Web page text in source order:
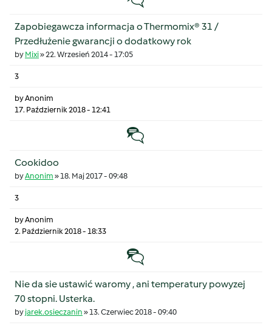
Zapobiegawcza informacja o Thermomix® 31 /
Przedłużenie gwarancji o dodatkowy rok
by Mixi»22. Wrzesień 2014 - 17:05
3
byAnonim
17. Październik 2018 - 12:41
Temat zwyczajny
Cookidoo
byAnonim »18. Maj 2017 - 09:48
3
byAnonim
2. Październik 2018 - 18:33
Temat zwyczajny
Nie da sie ustawić waromy , ani temperatury powyzej
70 stopni. Usterka.
byjarek.osieczanin »13. Czerwiec 2018 - 09:40